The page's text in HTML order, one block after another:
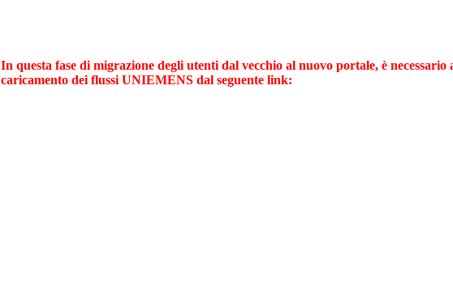
In questa fase di migrazione degli utenti dal vecchio al nuovo portale, è
caricamento dei flussi UNIEMENS dal seguente link: